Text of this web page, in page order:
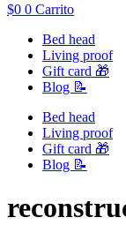
$0 0 Carrito
Bed head
Living proof
Gift card 🎁
Blog 📝
Bed head
Living proof
Gift card 🎁
Blog 📝